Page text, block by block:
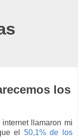
los
llamaron mi
el 50,1% de los